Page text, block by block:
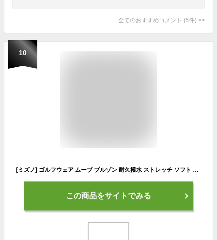
全てのおすすめコメント (5件) >
10
[ミズノ] ゴルフウェア ムーブ ブルゾン 耐久撥水 ストレッチ ソフト コンパクト収納袋付 52ME9A01 メンズ ディープネイビー 2XL (日本サイズ3L相当)
この商品をサイトでみる